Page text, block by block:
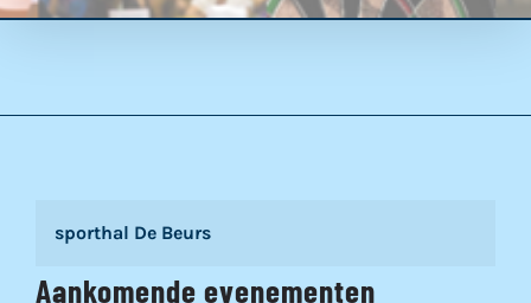
sporthal De Beurs
Aankomende evenementen